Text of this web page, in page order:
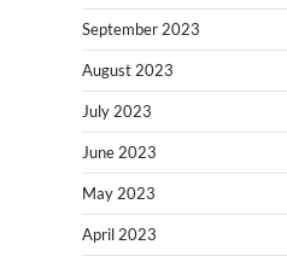
September 2023
August 2023
July 2023
June 2023
May 2023
April 2023